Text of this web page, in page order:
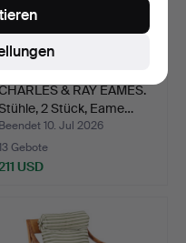
& RAY EAMES.
2 Stück, Eame…
Beendet 10. Jul 2026
Gebote
USD